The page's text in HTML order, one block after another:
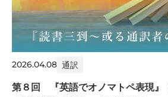
2026.04.08 通訳
第８回 『英語でオノマトペ表現』